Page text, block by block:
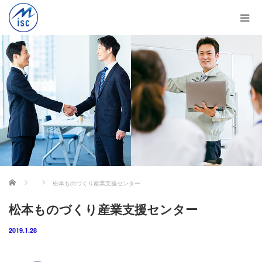
ホーム 松本ものづくり産業支援センター
松本ものづくり産業支援センター
2019.1.28